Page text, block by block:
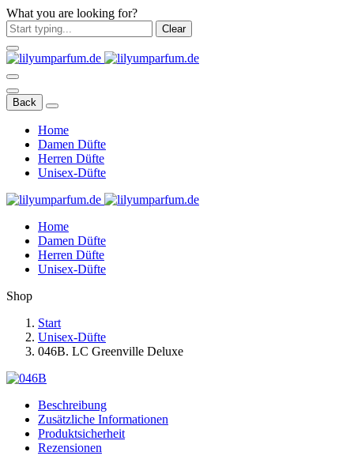
What you are looking for?
Clear
Back
Home
Damen Düfte
Herren Düfte
Unisex-Düfte
Home
Damen Düfte
Herren Düfte
Unisex-Düfte
Shop
Start
Unisex-Düfte
046B. LC Greenville Deluxe
Beschreibung
Zusätzliche Informationen
Produktsicherheit
Rezensionen